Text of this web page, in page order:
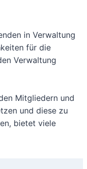
in Verwaltung
für die
Verwaltung
Mitgliedern und
und diese zu
bietet viele